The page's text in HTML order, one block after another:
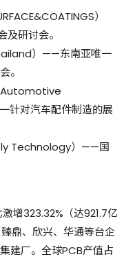
）
研讨会。
）——东南亚唯一
。
Automotive
对汽车配件制造的展
Technology）——国
增323.32%（达921.7亿
鼎、欣兴、华通等台企
建厂。全球PCB产值占